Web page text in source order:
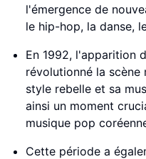
l'émergence de
le hip-hop, la danse,
En 1992, l'apparition
révolutionné la scène
style rebelle et sa
ainsi un moment
musique pop
Cette période a